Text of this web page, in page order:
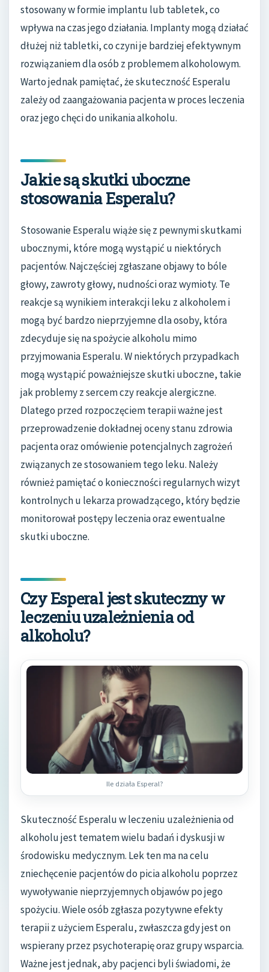
stosowany w formie implantu lub tabletek, co
wpływa na czas jego działania. Implanty mogą działać
dłużej niż tabletki, co czyni je bardziej efektywnym
rozwiązaniem dla osób z problemem alkoholowym.
Warto jednak pamiętać, że skuteczność Esperalu
zależy od zaangażowania pacjenta w proces leczenia
oraz jego chęci do unikania alkoholu.
Jakie są skutki uboczne
stosowania Esperalu?
Stosowanie Esperalu wiąże się z pewnymi skutkami
ubocznymi, które mogą wystąpić u niektórych
pacjentów. Najczęściej zgłaszane objawy to bóle
głowy, zawroty głowy, nudności oraz wymioty. Te
reakcje są wynikiem interakcji leku z alkoholem i
mogą być bardzo nieprzyjemne dla osoby, która
zdecyduje się na spożycie alkoholu mimo
przyjmowania Esperalu. W niektórych przypadkach
mogą wystąpić poważniejsze skutki uboczne, takie
jak problemy z sercem czy reakcje alergiczne.
Dlatego przed rozpoczęciem terapii ważne jest
przeprowadzenie dokładnej oceny stanu zdrowia
pacjenta oraz omówienie potencjalnych zagrożeń
związanych ze stosowaniem tego leku. Należy
również pamiętać o konieczności regularnych wizyt
kontrolnych u lekarza prowadzącego, który będzie
monitorował postępy leczenia oraz ewentualne
skutki uboczne.
Czy Esperal jest skuteczny w
leczeniu uzależnienia od
alkoholu?
Ile działa Esperal?
Skuteczność Esperalu w leczeniu uzależnienia od
alkoholu jest tematem wielu badań i dyskusji w
środowisku medycznym. Lek ten ma na celu
zniechęcenie pacjentów do picia alkoholu poprzez
wywoływanie nieprzyjemnych objawów po jego
spożyciu. Wiele osób zgłasza pozytywne efekty
terapii z użyciem Esperalu, zwłaszcza gdy jest on
wspierany przez psychoterapię oraz grupy wsparcia.
Ważne jest jednak, aby pacjenci byli świadomi, że